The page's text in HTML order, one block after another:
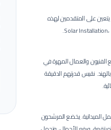
يتعين على المتقدمين لهذه
والعمال المهرة في
4 ساعات في ورشنا الفنية بالهند. نقيس قدرتهم الدقيقة
الميدانية.يخضع المرشحون